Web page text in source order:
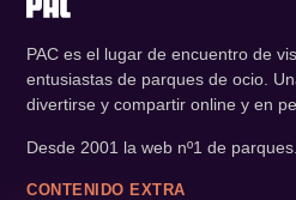
PAC es el lugar de encuentro de
entusiastas de parques de ocio.
divertirse y compartir online y en
Desde 2001 la web nº1 de parques.
CONTENIDO EXTRA